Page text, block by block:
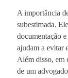
A importância
subestimada.
documentação
ajudam a evitar
Além disso, em
de um